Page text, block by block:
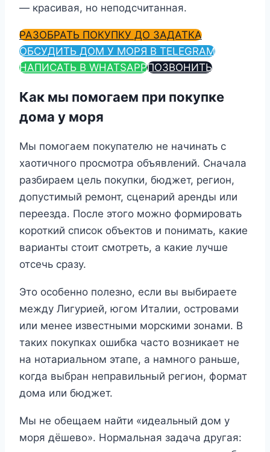
— красивая, но неподсчитанная.
РАЗОБРАТЬ ПОКУПКУ ДО ЗАДАТКА
ОБСУДИТЬ ДОМ У МОРЯ В TELEGRAM
НАПИСАТЬ В WHATSAPPПОЗВОНИТЬ
Как мы помогаем при покупке
дома у моря
Мы помогаем покупателю не начинать с
хаотичного просмотра объявлений. Сначала
разбираем цель покупки, бюджет, регион,
допустимый ремонт, сценарий аренды или
переезда. После этого можно формировать
короткий список объектов и понимать, какие
варианты стоит смотреть, а какие лучше
отсечь сразу.
Это особенно полезно, если вы выбираете
между Лигурией, югом Италии, островами
или менее известными морскими зонами. В
таких покупках ошибка часто возникает не
на нотариальном этапе, а намного раньше,
когда выбран неправильный регион, формат
дома или бюджет.
Мы не обещаем найти «идеальный дом у
моря дёшево». Нормальная задача другая: